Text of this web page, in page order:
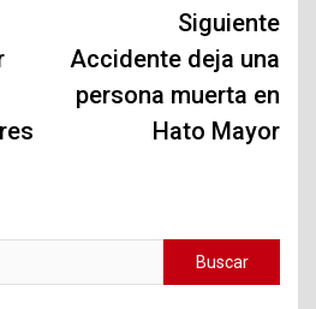
Siguiente
Accidente deja una
persona muerta en
Hato Mayor